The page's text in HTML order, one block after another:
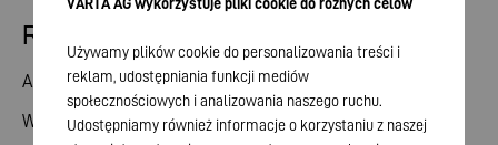
Relacje inwestorskie
Akcje
Walne zgromadzenie
Używamy plików cookie do personalizowania treści i
reklam, udostępniania funkcji mediów
społecznościowych i analizowania naszego ruchu.
Udostępniamy również informacje o korzystaniu z naszej